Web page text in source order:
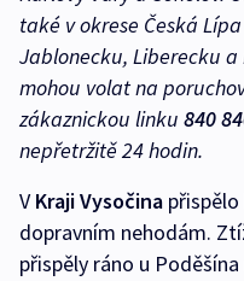
také v okrese Česká
Jablonecku, Liberecku
mohou volat na
zákaznickou linku 840
nepřetržitě 24 hodin.
VKraji Vysočina
dopravním nehodám.
přispěly ráno u